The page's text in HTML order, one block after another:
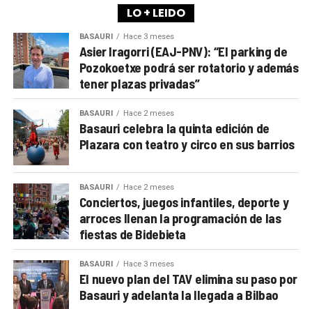
LO + LEIDO
BASAURI Hace 3 meses
Asier Iragorri (EAJ-PNV): “El parking de
Pozokoetxe podrá ser rotatorio y además
tener plazas privadas”
BASAURI Hace 2 meses
Basauri celebra la quinta edición de
Plazara con teatro y circo en sus barrios
BASAURI Hace 2 meses
Conciertos, juegos infantiles, deporte y
arroces llenan la programación de las
fiestas de Bidebieta
BASAURI Hace 3 meses
El nuevo plan del TAV elimina su paso por
Basauri y adelanta la llegada a Bilbao